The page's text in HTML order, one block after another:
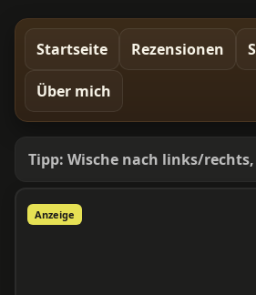
Startseite Rezensionen
Über mich
Tipp: Wische nach links/
Anzeige